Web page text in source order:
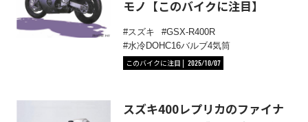
モノ【このバイクに注目】
スズキ
GSX-R400R
水冷DOHC16バルブ4気筒
このバイクに注目
2025/10/07
スズキ400レプリカのファイナ